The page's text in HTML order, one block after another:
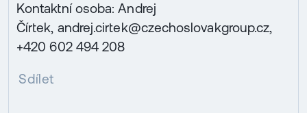
Kontaktní osoba: Andrej
Čírtek, andrej.cirtek@czechoslovakgroup.cz,
+420 602 494 208
Sdílet